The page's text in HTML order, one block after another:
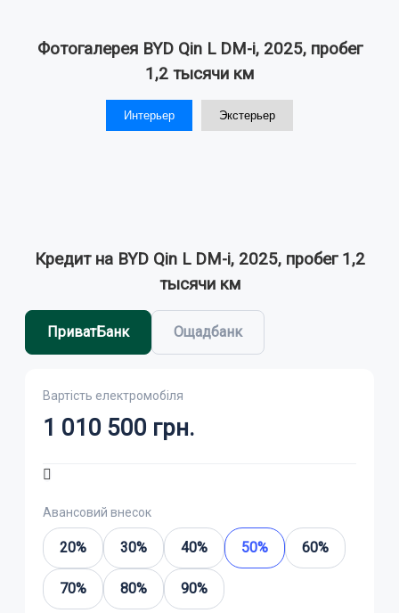
HTML розмітка не підтримується!
Використовуйте звичайний текст.
Фотогалерея BYD Qin L DM-i, 2025, пробег
1,2 тысячи км
Интерьер Экстерьер
Кредит на BYD Qin L DM-i, 2025, пробег 1,2
тысячи км
ПриватБанк Ощадбанк
Вартість електромобіля
1 010 500 грн.
Авансовий внесок
20% 30% 40% 50% 60%
70% 80% 90%